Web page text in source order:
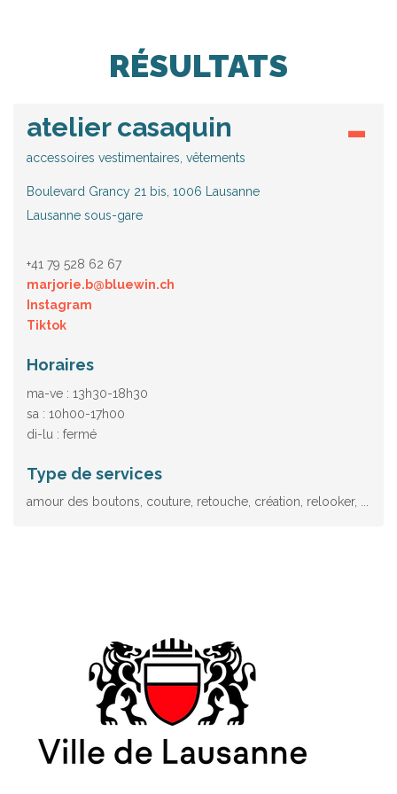
RÉSULTATS
atelier casaquin
accessoires vestimentaires, vêtements
Boulevard Grancy 21 bis, 1006 Lausanne
Lausanne sous-gare
+41 79 528 62 67
marjorie.b@bluewin.ch
Instagram
Tiktok
Horaires
ma-ve : 13h30-18h30
sa : 10h00-17h00
di-lu : fermé
Type de services
amour des boutons, couture, retouche, création, relooker, ...